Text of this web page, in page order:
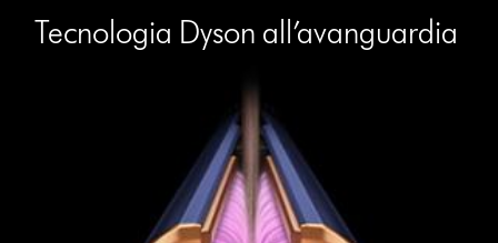
Tecnologia Dyson all’avanguardia